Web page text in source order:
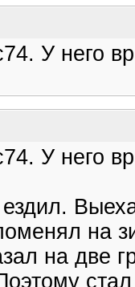
У него
У него
на
на две